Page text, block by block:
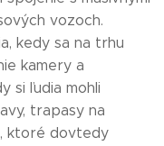
vozoch.
kedy sa na trhu
kamery a
si ľudia mohli
trapasy na
ktoré dovtedy